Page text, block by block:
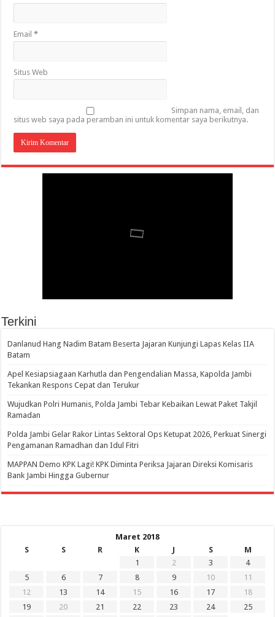
Email*
Situs Web
Simpan nama, email, dan
situs web saya pada peramban ini untuk komentar saya berikutnya.
Terkini
Danlanud Hang Nadim Batam Beserta Jajaran Kunjungi Lapas Kelas IIA
Batam
Apel Kesiapsiagaan Karhutla dan Pengendalian Massa, Kapolda Jambi
Tekankan Respons Cepat dan Terukur
Wujudkan Polri Humanis, Polda Jambi Tebar Kebaikan Lewat Paket Takjil
Ramadan
Polda Jambi Gelar Rakor Lintas Sektoral Ops Ketupat 2026, Perkuat Sinergi
Pengamanan Ramadhan dan Idul Fitri
‎MAPPAN Demo KPK Lagi! KPK Diminta Periksa Jajaran Direksi Komisaris
Bank Jambi Hingga Gubernur ‎
Maret 2018
S
S R K J S
M
1
2 3
4
5
6 7 8 9 10
11
12
13 14 15 16 17
18
19
20 21 22 23 24 25